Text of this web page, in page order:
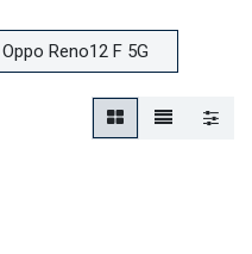
Oppo Reno12 F 5G